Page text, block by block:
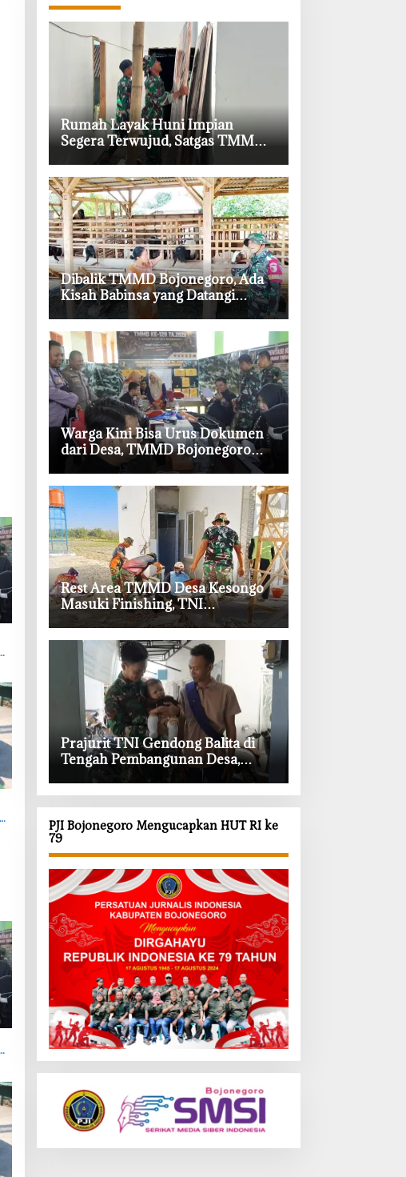
‎Rumah Layak Huni Impian
Segera Terwujud, Satgas TMMD
Bojonegoro Kebut Finishing
‎Dibalik TMMD Bojonegoro, Ada
Kisah Babinsa yang Datangi
Kandang Kambing Demi Dengar
Keluh Warga
‎Warga Kini Bisa Urus Dokumen
dari Desa, TMMD Bojonegoro
Permudah Layanan Adminduk
‎Rest Area TMMD Desa Kesongo
Masuki Finishing, TNI
Bojonegoro Pastikan Bangunan
Kokoh dan Nyaman
‎Prajurit TNI Gendong Balita di
Tengah Pembangunan Desa,
Momen Haru TMMD Bojonegoro
PJI Bojonegoro Mengucapkan HUT RI ke
79